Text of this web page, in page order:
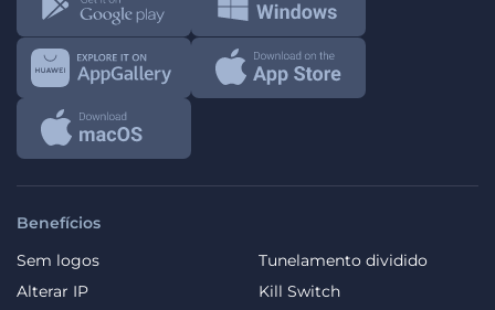
Benefícios
Sem logos
Tunelamento dividido
Alterar IP
Kill Switch